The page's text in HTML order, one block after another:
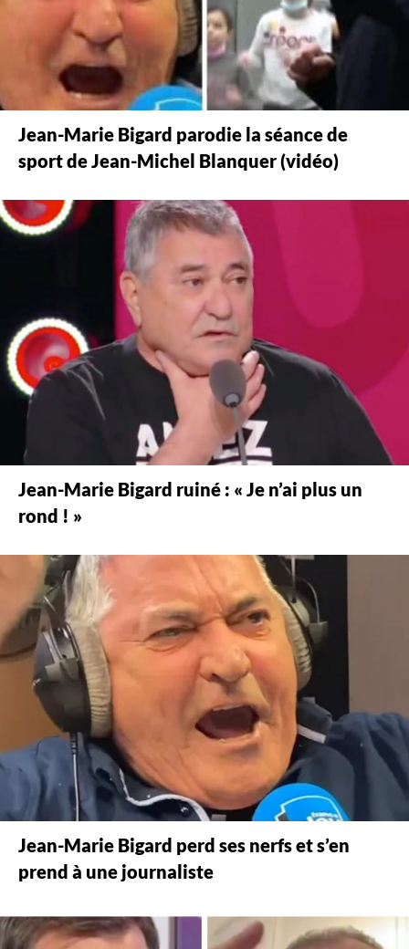
Jean-Marie Bigard parodie la séance de
sport de Jean-Michel Blanquer (vidéo)
Jean-Marie Bigard ruiné : « Je n’ai plus un
rond ! »
Jean-Marie Bigard perd ses nerfs et s’en
prend à une journaliste